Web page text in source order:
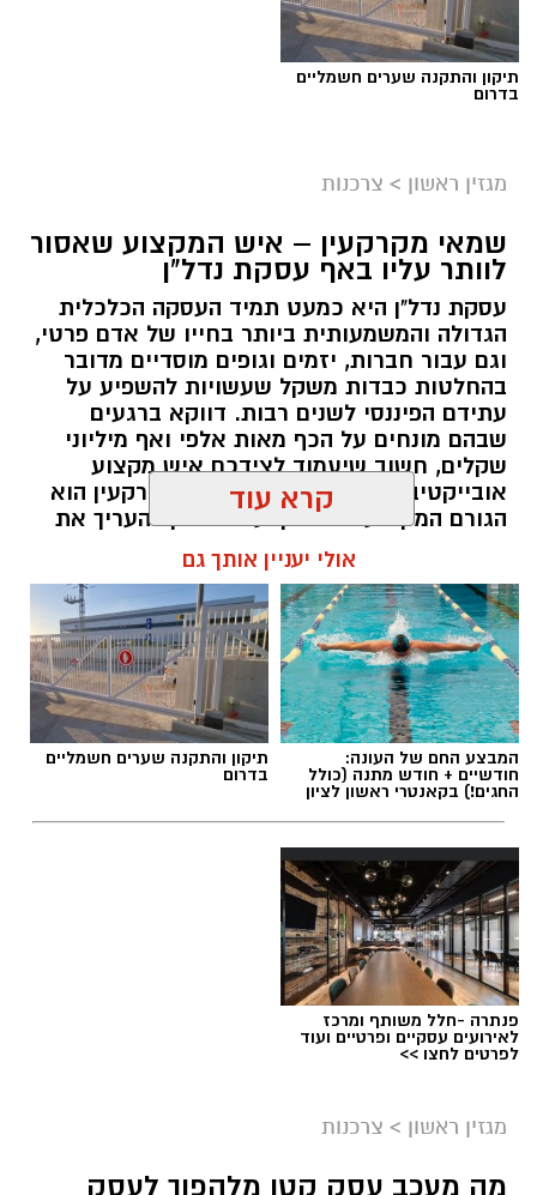
תיקון והתקנה שערים חשמליים
בדרום
מגזין ראשון > צרכנות
שמאי מקרקעין – איש המקצוע שאסור
לוותר עליו באף עסקת נדל"ן
עסקת נדל"ן היא כמעט תמיד העסקה הכלכלית
הגדולה והמשמעותית ביותר בחייו של אדם פרטי,
וגם עבור חברות, יזמים וגופים מוסדיים מדובר
בהחלטות כבדות משקל שעשויות להשפיע על
עתידם הפיננסי לשנים רבות. דווקא ברגעים
שבהם מונחים על הכף מאות אלפי ואף מיליוני
שקלים, חשוב שיעמוד לצידכם איש מקצוע
אובייקטיבי, מוסמך ומנוסה. שמאי מקרקעין הוא
הגורם המקצועי המוסמך על פי חוק להעריך את
שווי של נכסי מקרקעין, והוא זה שמעניק לכם את
הביטחון לקבל החלטות מבוססות, שקולות
ובטוחות.
תוכן שיווקי / 09:49 05.08.26
קרא עוד
אולי יעניין אותך גם
המבצע החם של העונה:
חודשיים + חודש מתנה (כולל
החגים!) בקאנטרי ראשון לציון
תיקון והתקנה שערים חשמליים
בדרום
פנתרה -חלל משותף ומרכז
לאירועים עסקיים ופרטיים ועוד
לפרטים לחצו >>
מגזין ראשון > צרכנות
מה מעכב עסק קטן מלהפוך לעסק